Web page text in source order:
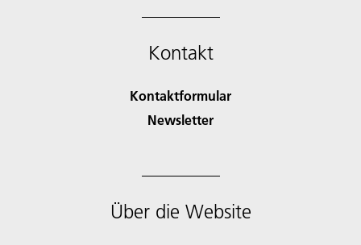
Kontakt
Kontaktformular
Newsletter
Über die Website